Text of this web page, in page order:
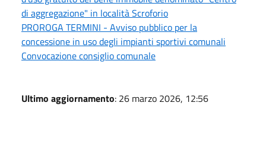
di aggregazione" in località Scroforio
PROROGA TERMINI - Avviso pubblico per la
concessione in uso degli impianti sportivi comunali
Convocazione consiglio comunale
Ultimo aggiornamento: 26 marzo 2026, 12:56